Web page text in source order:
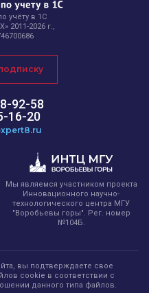
учёту в 1С
2011-2026 г.,
92-58
16-20
Мы являемся участником проекта
Инновационного научно-
технологического центра МГУ
"Воробьевы горы". Рег. номер
№104Б.
вы подтверждаете свое
cookie в соответствии с
данного типа файлов.